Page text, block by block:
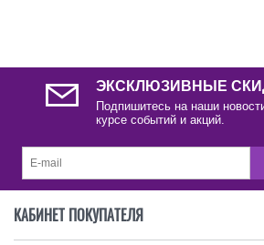
ЭКСКЛЮЗИВНЫЕ
Подпишитесь на наши
курсе событий и акций.
КАБИНЕТ ПОКУПАТЕЛЯ